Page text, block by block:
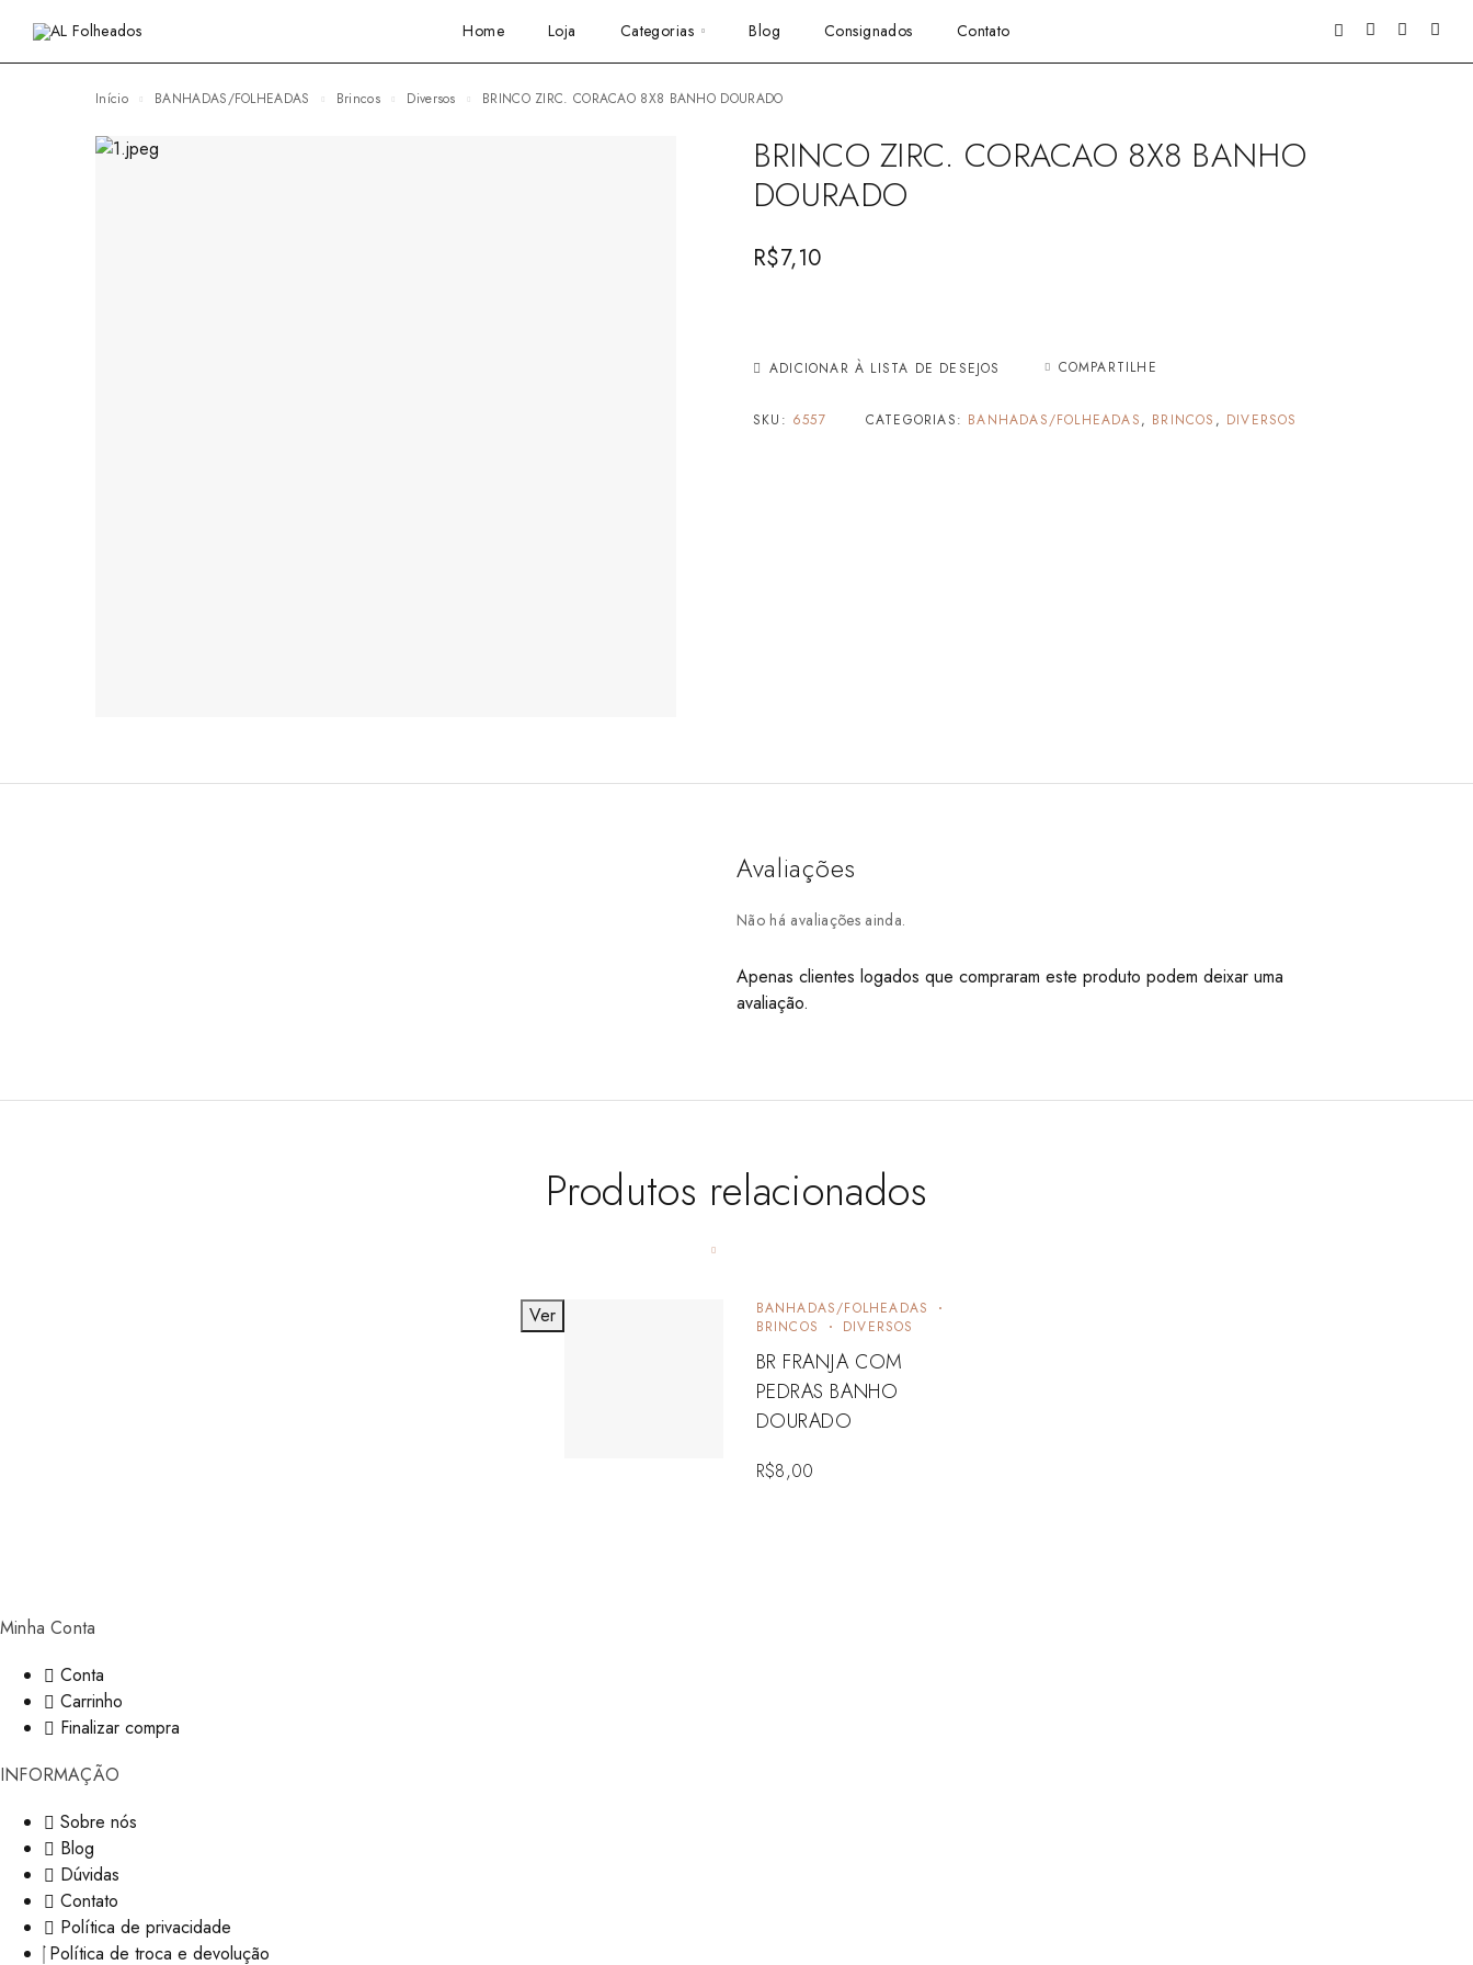
Home Loja Categorias Blog Consignados Contato
Início BANHADAS/FOLHEADAS Brincos Diversos BRINCO ZIRC. CORACAO 8X8 BANHO DOURADO
BRINCO ZIRC. CORACAO 8X8 BANHO
DOURADO
R$7,10
ADICIONAR À LISTA DE DESEJOS COMPARTILHE
SKU: 6557 CATEGORIAS: BANHADAS/FOLHEADAS, BRINCOS , DIVERSOS
Avaliações
Não há avaliações ainda.
Apenas clientes logados que compraram este produto podem deixar uma
avaliação.
Produtos relacionados
BANHADAS/FOLHEADAS
BRINCOS
DIVERSOS
BR FRANJA COM
PEDRAS BANHO
DOURADO
R$8,00
Ver
Minha Conta
Conta
Carrinho
Finalizar compra
INFORMAÇÃO
Sobre nós
Blog
Dúvidas
Contato
Política de privacidade
Política de troca e devolução